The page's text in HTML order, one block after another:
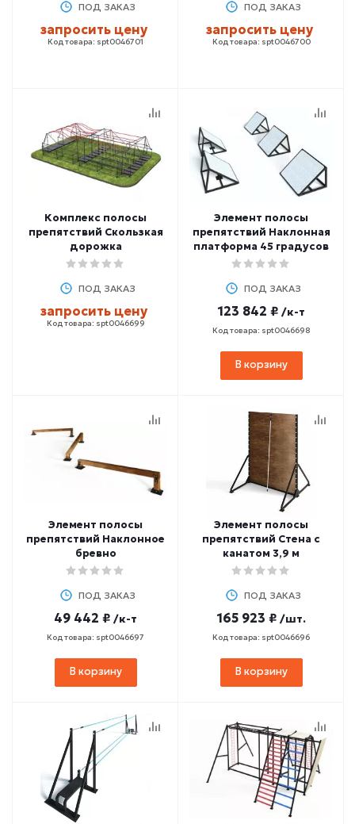
ПОД ЗАКАЗ
запросить цену
Код товара: spt0046701
ПОД ЗАКАЗ
запросить цену
Код товара: spt0046700
Комплекс полосы
препятствий Скользкая
дорожка
ПОД ЗАКАЗ
запросить цену
Код товара: spt0046699
Элемент полосы
препятствий Наклонная
платформа 45 градусов
ПОД ЗАКАЗ
123 842 ₽ /к-т
Код товара: spt0046698
В корзину
Элемент полосы
препятствий Наклонное
бревно
ПОД ЗАКАЗ
49 442 ₽ /к-т
Код товара: spt0046697
В корзину
Элемент полосы
препятствий Стена с
канатом 3,9 м
ПОД ЗАКАЗ
165 923 ₽ /шт.
Код товара: spt0046696
В корзину